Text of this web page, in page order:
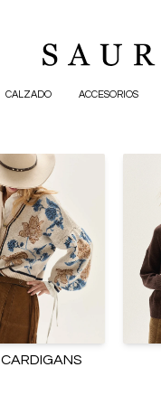
CALZADO ACCESORIOS
CARDIGANS